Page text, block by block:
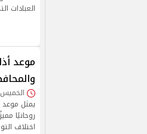
العبادات
موعد
الخميس 07/مايو/2026 - 07:00 م
يمثل موعد
روحانيًا
اختلاف